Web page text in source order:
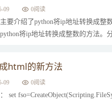
09 0阅读
要介绍了python将ip地址转换成整
将ip地址转换成整数的方法。
html的新方法
09 0阅读
set